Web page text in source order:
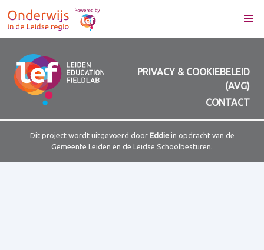
PRIVACY & COOKIEBELEID
(AVG)
CONTACT
Dit project wordt uitgevoerd door Eddiein opdracht van de
Gemeente Leiden en de Leidse Schoolbesturen.